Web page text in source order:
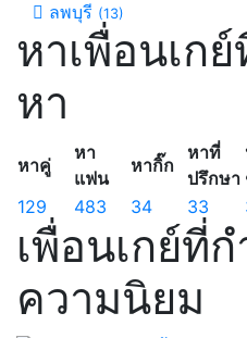
ลพบุรี (13)
หาเพื่อนเก
หา
หาคู่
หา
แฟน
หากิ๊ก
หาที่
ปรึกษา
129
483 34 33
เพื่อนเกย์ที่
ความนิยม